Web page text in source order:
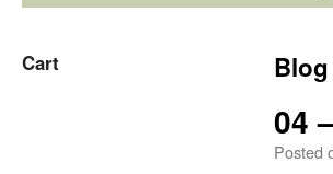
04
Posted
Cart